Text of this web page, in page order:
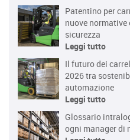
Patentino per
nuove normative
sicurezza
Leggi tutto
Il futuro dei
2026 tra
automazione
Leggi tutto
Glossario
ogni manager di